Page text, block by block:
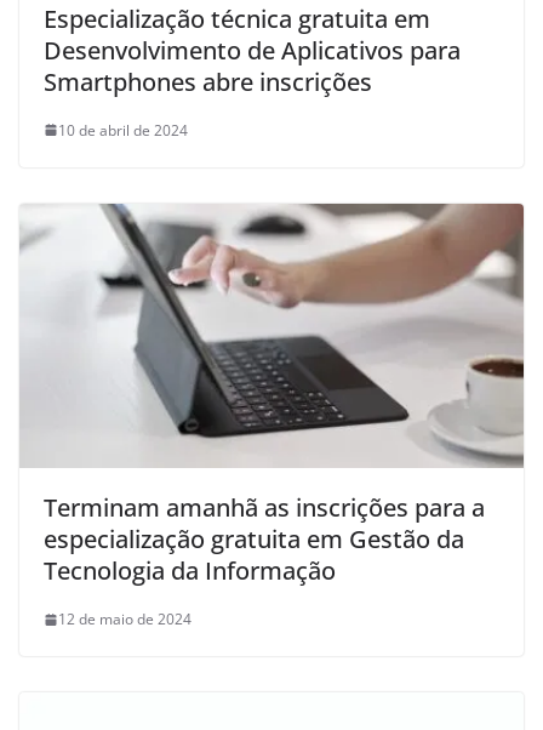
Especialização técnica gratuita em
Desenvolvimento de Aplicativos para
Smartphones abre inscrições
10 de abril de 2024
Terminam amanhã as inscrições para a
especialização gratuita em Gestão da
Tecnologia da Informação
12 de maio de 2024